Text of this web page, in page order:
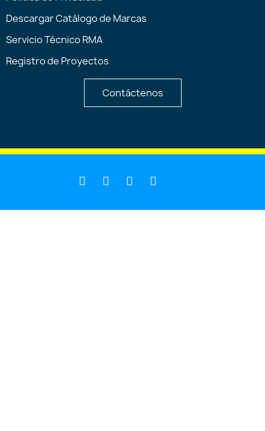
Descargar Catálogo de Marcas
Servicio Técnico RMA
Registro de Proyectos
Contáctenos